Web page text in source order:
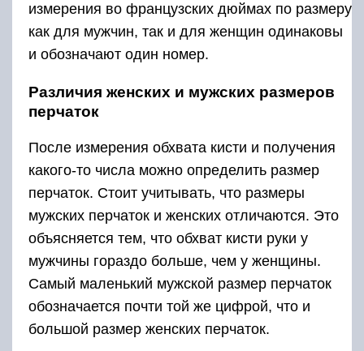
измерения во французских дюймах по размеру
как для мужчин, так и для женщин одинаковы
и обозначают один номер.
Различия женских и мужских размеров
перчаток
После измерения обхвата кисти и получения
какого-то числа можно определить размер
перчаток. Стоит учитывать, что размеры
мужских перчаток и женских отличаются. Это
объясняется тем, что обхват кисти руки у
мужчины гораздо больше, чем у женщины.
Самый маленький мужской размер перчаток
обозначается почти той же цифрой, что и
большой размер женских перчаток.